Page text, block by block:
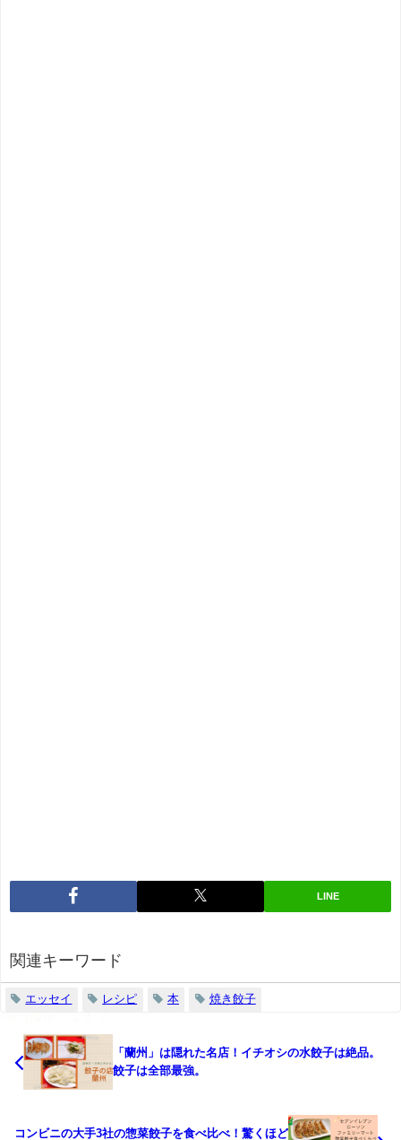
LINE
関連キーワード
エッセイ レシピ 本 焼き餃子
「蘭州」は隠れた名店！イチオシの水餃子は絶品。
餃子は全部最強。
コンビニの大手3社の惣菜餃子を食べ比べ！驚くほど